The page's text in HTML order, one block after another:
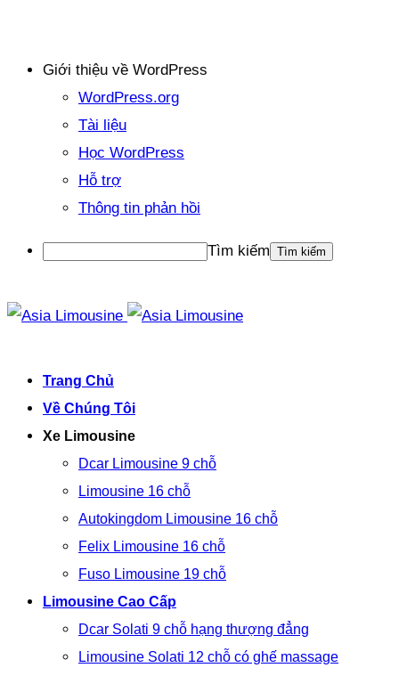
Giới thiệu về WordPress
WordPress.org
Tài liệu
Học WordPress
Hỗ trợ
Thông tin phản hồi
Tìm kiếm
Trang Chủ
Về Chúng Tôi
Xe Limousine
Dcar Limousine 9 chỗ
Limousine 16 chỗ
Autokingdom Limousine 16 chỗ
Felix Limousine 16 chỗ
Fuso Limousine 19 chỗ
Limousine Cao Cấp
Dcar Solati 9 chỗ hạng thượng đẳng
Limousine Solati 12 chỗ có ghế massage